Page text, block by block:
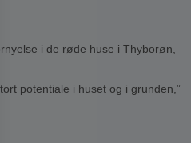
i de røde huse i Thyborøn,
potentiale i huset og i grunden,”